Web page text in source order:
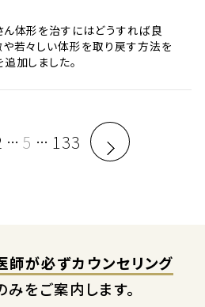
体形を治すにはどうすれば良
若々しい体形を取り戻す方法を
加しました。
… 5 … 133
師が必ずカウンセリング
をご案内します。